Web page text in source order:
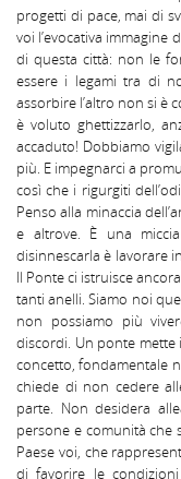
progetti di pace, mai di
voi l’evocativa immagine
di questa città: non le
essere i legami tra di
assorbire l’altro non si è
è voluto ghettizzarlo,
accaduto! Dobbiamo
più. E impegnarci a
così che i rigurgiti
Penso alla minaccia
e altrove. È una
disinnescarla è lavorare
Il Ponte ci istruisce
tanti anelli. Siamo noi
non possiamo più
discordi. Un ponte mette
concetto, fondamentale
chiede di non cedere
parte. Non desidera
persone e comunità
Paese voi, che
di favorire le